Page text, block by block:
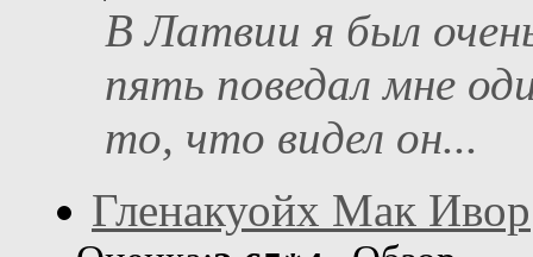
В Латвии я был
пять поведал мне
то, что видел он...
Гленакуойх Мак Ивор